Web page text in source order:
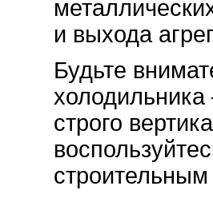
и выхода
Будьте
строго